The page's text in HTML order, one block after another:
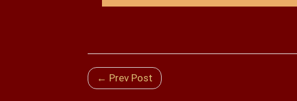
← Prev Post